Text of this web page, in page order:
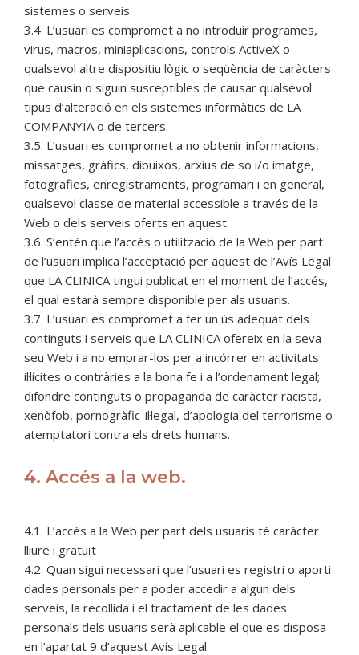
sistemes o serveis.
3.4. L’usuari es compromet a no introduir programes,
virus, macros, miniaplicacions, controls ActiveX o
qualsevol altre dispositiu lògic o seqüència de caràcters
que causin o siguin susceptibles de causar qualsevol
tipus d’alteració en els sistemes informàtics de LA
COMPANYIA o de tercers.
3.5. L’usuari es compromet a no obtenir informacions,
missatges, gràfics, dibuixos, arxius de so i/o imatge,
fotografies, enregistraments, programari i en general,
qualsevol classe de material accessible a través de la
Web o dels serveis oferts en aquest.
3.6. S’entén que l’accés o utilització de la Web per part
de l’usuari implica l’acceptació per aquest de l’Avís Legal
que LA CLINICA tingui publicat en el moment de l’accés,
el qual estarà sempre disponible per als usuaris.
3.7. L’usuari es compromet a fer un ús adequat dels
continguts i serveis que LA CLINICA ofereix en la seva
seu Web i a no emprar-los per a incórrer en activitats
il·lícites o contràries a la bona fe i a l’ordenament legal;
difondre continguts o propaganda de caràcter racista,
xenòfob, pornogràfic-il·legal, d’apologia del terrorisme o
atemptatori contra els drets humans.
4. Accés a la web.
4.1. L’accés a la Web per part dels usuaris té caràcter
lliure i gratuït
4.2. Quan sigui necessari que l’usuari es registri o aporti
dades personals per a poder accedir a algun dels
serveis, la recollida i el tractament de les dades
personals dels usuaris serà aplicable el que es disposa
en l’apartat 9 d’aquest Avís Legal.